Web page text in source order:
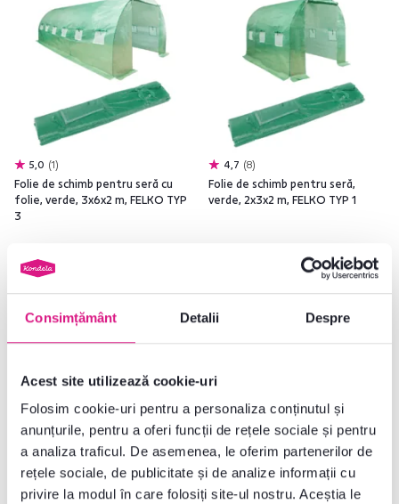
Consimțământ Detalii Despre
Acest site utilizează cookie-uri
Folosim cookie-uri pentru a personaliza conținutul și
anunțurile, pentru a oferi funcții de rețele sociale și pentru
a analiza traficul. De asemenea, le oferim partenerilor de
rețele sociale, de publicitate și de analize informații cu
privire la modul în care folosiți site-ul nostru. Aceștia le
5,0 1
Folie de schimb pentru seră cu
folie, verde, 3x6x2 m, FELKO TYP
3
4,7 8
Folie de schimb pentru seră,
verde, 2x3x2 m, FELKO TYP 1